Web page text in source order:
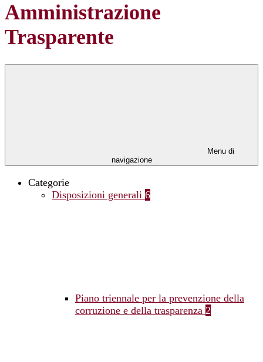
Amministrazione
Trasparente
Menu di
navigazione
Categorie
Disposizioni generali 6
Piano triennale per la prevenzione della
corruzione e della trasparenza 2